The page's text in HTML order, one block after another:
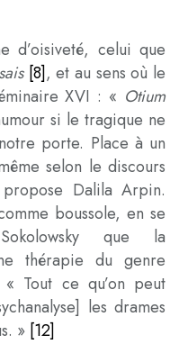
d’oisiveté, celui que
[8], et au sens où le
XVI : « Otium
si le tragique ne
porte. Place à un
selon le discours
Dalila Arpin.
boussole, en se
que la
thérapie du genre
Tout ce qu’on peut
les drames
» [12]